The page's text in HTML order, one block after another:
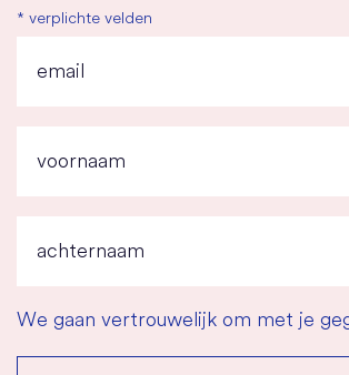
* verplichte velden
We gaan vertrouwelijk om met je